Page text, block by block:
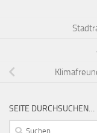
SEITE DURCHSUCHEN…
Suchen